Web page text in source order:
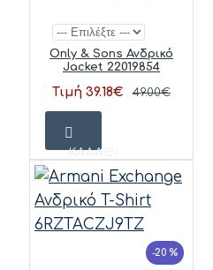
Only & Sons Ανδρικό
Jacket 22019854
Τιμή 39.18€ 49.00€
ΚΑΛΆΘΙ
-20 %